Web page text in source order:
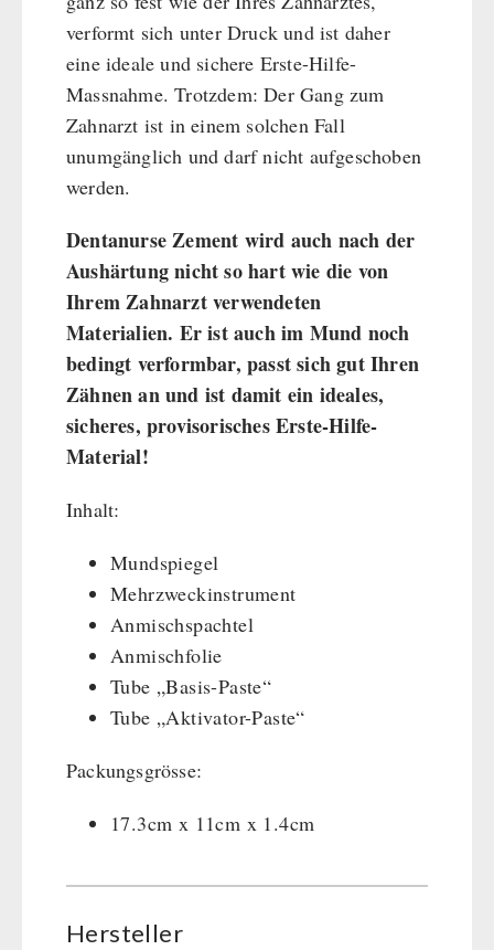
verformt sich unter Druck und ist daher
eine ideale und sichere Erste-Hilfe-
Massnahme. Trotzdem: Der Gang zum
Zahnarzt ist in einem solchen Fall
unumgänglich und darf nicht aufgeschoben
werden.
Dentanurse Zement wird auch nach der
Aushärtung nicht so hart wie die von
Ihrem Zahnarzt verwendeten
Materialien. Er ist auch im Mund noch
bedingt verformbar, passt sich gut Ihren
Zähnen an und ist damit ein ideales,
sicheres, provisorisches Erste-Hilfe-
Material!
Inhalt:
Mundspiegel
Mehrzweckinstrument
Anmischspachtel
Anmischfolie
Tube „Basis-Paste“
Tube „Aktivator-Paste“
Packungsgrösse:
17.3cm x 11cm x 1.4cm
Hersteller